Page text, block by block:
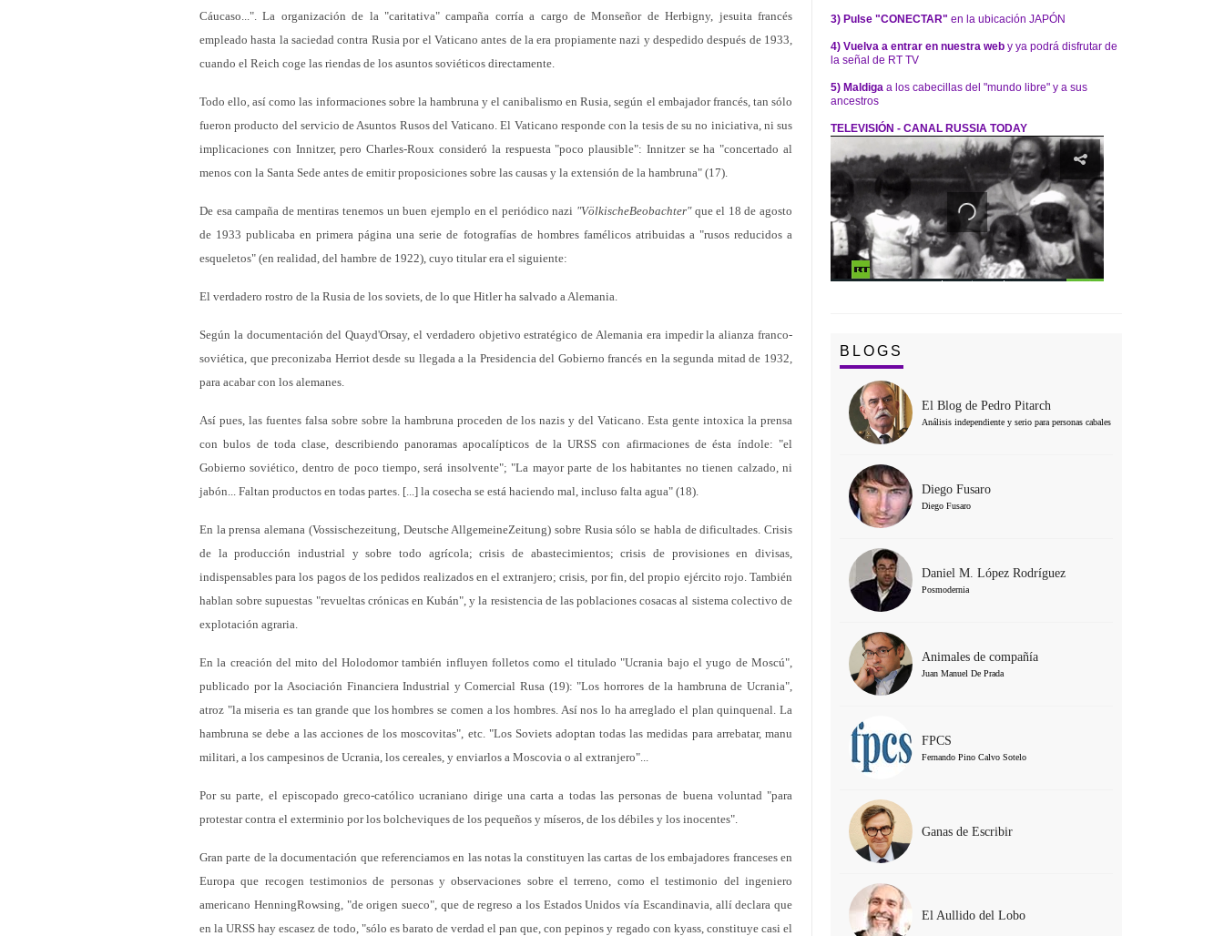
Cáucaso...". La organización de la "caritativa" campaña corría a cargo de Monseñor de Herbigny, jesuita francés
empleado hasta la saciedad contra Rusia por el Vaticano antes de la era propiamente nazi y despedido después de 1933,
cuando el Reich coge las riendas de los asuntos soviéticos directamente.
Todo ello, así como las informaciones sobre la hambruna y el canibalismo en Rusia, según el embajador francés, tan sólo
fueron producto del servicio de Asuntos Rusos del Vaticano. El Vaticano responde con la tesis de su no iniciativa, ni sus
implicaciones con Innitzer, pero Charles-Roux consideró la respuesta "poco plausible": Innitzer se ha "concertado al
menos con la Santa Sede antes de emitir proposiciones sobre las causas y la extensión de la hambruna" (17).
De esa campaña de mentiras tenemos un buen ejemplo en el periódico nazi "VölkischeBeobachter"que el 18 de agosto
de 1933 publicaba en primera página una serie de fotografías de hombres famélicos atribuidas a "rusos reducidos a
esqueletos" (en realidad, del hambre de 1922), cuyo titular era el siguiente:
El verdadero rostro de la Rusia de los soviets, de lo que Hitler ha salvado a Alemania.
Según la documentación del Quayd'Orsay, el verdadero objetivo estratégico de Alemania era impedir la alianza franco-
soviética, que preconizaba Herriot desde su llegada a la Presidencia del Gobierno francés en la segunda mitad de 1932,
para acabar con los alemanes.
Así pues, las fuentes falsa sobre sobre la hambruna proceden de los nazis y del Vaticano. Esta gente intoxica la prensa
con bulos de toda clase, describiendo panoramas apocalípticos de la URSS con afirmaciones de ésta índole: "el
Gobierno soviético, dentro de poco tiempo, será insolvente"; "La mayor parte de los habitantes no tienen calzado, ni
jabón... Faltan productos en todas partes. [...] la cosecha se está haciendo mal, incluso falta agua" (18).
En la prensa alemana (Vossischezeitung, Deutsche AllgemeineZeitung) sobre Rusia sólo se habla de dificultades. Crisis
de la producción industrial y sobre todo agrícola; crisis de abastecimientos; crisis de provisiones en divisas,
indispensables para los pagos de los pedidos realizados en el extranjero; crisis, por fin, del propio ejército rojo. También
hablan sobre supuestas "revueltas crónicas en Kubán", y la resistencia de las poblaciones cosacas al sistema colectivo de
explotación agraria.
En la creación del mito del Holodomor también influyen folletos como el titulado "Ucrania bajo el yugo de Moscú",
publicado por la Asociación Financiera Industrial y Comercial Rusa (19): "Los horrores de la hambruna de Ucrania",
atroz "la miseria es tan grande que los hombres se comen a los hombres. Así nos lo ha arreglado el plan quinquenal. La
hambruna se debe a las acciones de los moscovitas", etc. "Los Soviets adoptan todas las medidas para arrebatar, manu
militari, a los campesinos de Ucrania, los cereales, y enviarlos a Moscovia o al extranjero"...
Por su parte, el episcopado greco-católico ucraniano dirige una carta a todas las personas de buena voluntad "para
protestar contra el exterminio por los bolcheviques de los pequeños y míseros, de los débiles y los inocentes".
Gran parte de la documentación que referenciamos en las notas la constituyen las cartas de los embajadores franceses en
Europa que recogen testimonios de personas y observaciones sobre el terreno, como el testimonio del ingeniero
americano HenningRowsing, "de origen sueco", que de regreso a los Estados Unidos vía Escandinavia, allí declara que
en la URSS hay escasez de todo, "sólo es barato de verdad el pan que, con pepinos y regado con kyass, constituye casi el
3) Pulse "CONECTAR" en la ubicación JAPÓN
4) Vuelva a entrar en nuestra web y ya podrá disfrutar de
la señal de RT TV
5) Maldiga a los cabecillas del "mundo libre" y a sus
ancestros
TELEVISIÓN - CANAL RUSSIA TODAY
BLOGS
El Blog de Pedro Pitarch
Análisis independiente y serio para personas cabales
Diego Fusaro
Diego Fusaro
Daniel M. López Rodríguez
Posmodernia
Animales de compañía
Juan Manuel De Prada
FPCS
Fernando Pino Calvo Sotelo
Ganas de Escribir
El Aullido del Lobo